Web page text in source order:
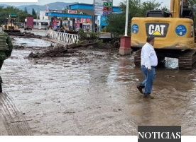
NOTICIAS